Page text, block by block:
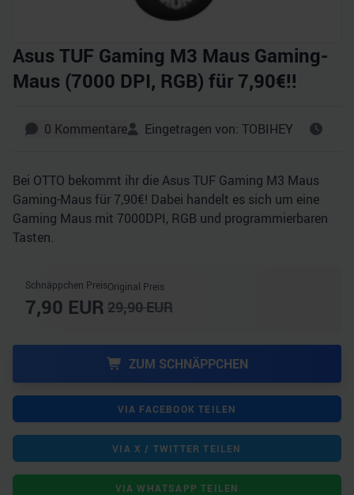
Asus TUF Gaming M3 Maus Gaming-
Maus (7000 DPI, RGB) für 7,90€!!
0 Kommentare Eingetragen von: TOBIHEY
Bei OTTO bekommt ihr die Asus TUF Gaming M3 Maus
Gaming-Maus für 7,90€! Dabei handelt es sich um eine
Gaming Maus mit 7000DPI, RGB und programmierbaren
Tasten.
Schnäppchen Preis
7,90 EUR
Original Preis
29,90EUR
ZUM SCHNÄPPCHEN
VIA FACEBOOK TEILEN
VIA X / TWITTER TEILEN
VIA WHATSAPP TEILEN